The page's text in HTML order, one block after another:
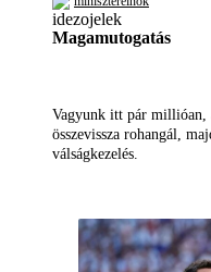
Magamutogatás
Vagyunk itt pár millióan,
összevissza rohangál,
válságkezelés.